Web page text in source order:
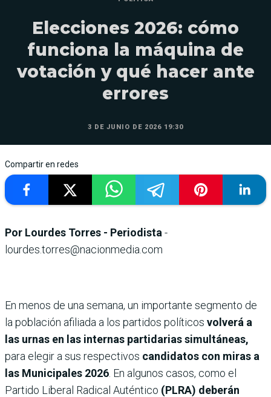
Elecciones 2026: cómo
funciona la máquina de
votación y qué hacer ante
errores
3 DE JUNIO DE 2026 19:30
Compartir en redes
Por Lourdes Torres - Periodista -
lourdes.torres@nacionmedia.com
En menos de una semana, un importante segmento de
la población afiliada a los partidos políticos volverá a
las urnas en las internas partidarias simultáneas,
para elegir a sus respectivos candidatos con miras a
las Municipales 2026 . En algunos casos, como el
Partido Liberal Radical Auténtico (PLRA) deberán